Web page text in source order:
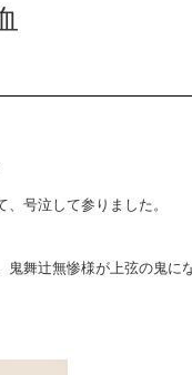
号泣して参りました。
鬼舞辻無惨様が上弦の鬼